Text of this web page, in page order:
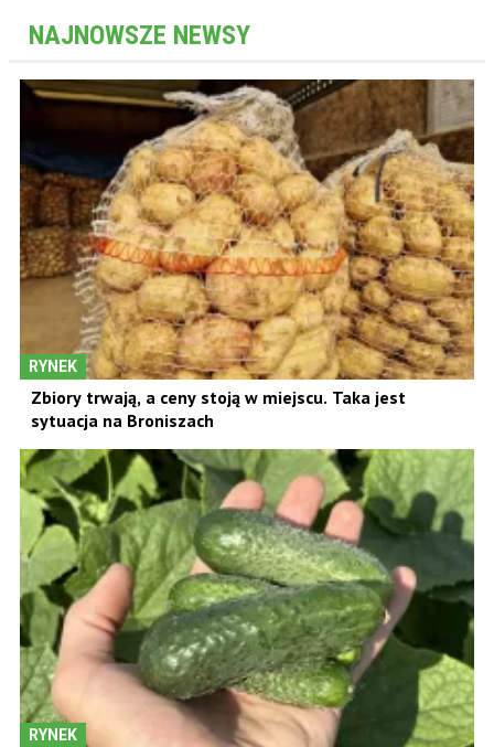
NAJNOWSZE NEWSY
RYNEK
Zbiory trwają, a ceny stoją w miejscu. Taka jest
sytuacja na Broniszach
RYNEK